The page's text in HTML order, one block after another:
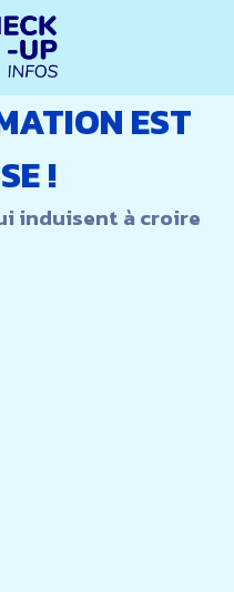
EST
!
induisent à croire